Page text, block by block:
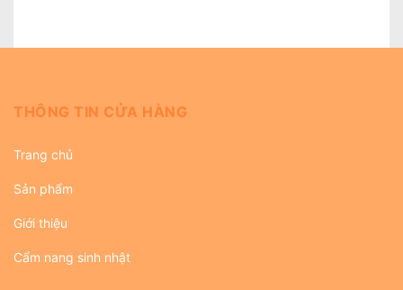
THÔNG TIN CỬA HÀNG
Trang chủ
Sản phẩm
Giới thiệu
Cẩm nang sinh nhật